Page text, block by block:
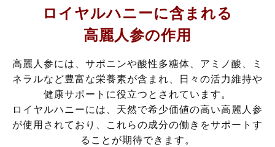
ロイヤルハニーに含まれる
高麗人参の作用
高麗人参には、サポニンや酸性多糖体、アミノ酸、ミ
ネラルなど豊富な栄養素が含まれ、日々の活力維持や
健康サポートに役立つとされています。
ロイヤルハニーには、天然で希少価値の高い高麗人参
が使用されており、これらの成分の働きをサポートす
ることが期待できます。